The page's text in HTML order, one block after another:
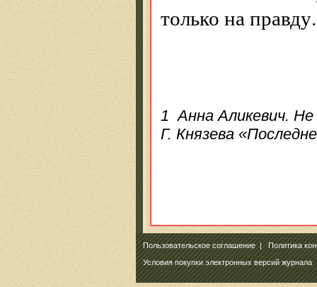
только на правду.
1 Анна Аликевич. Не
Г. Князева
Пользовательское соглашение|Политика
Условия покупки электронных версий журнала